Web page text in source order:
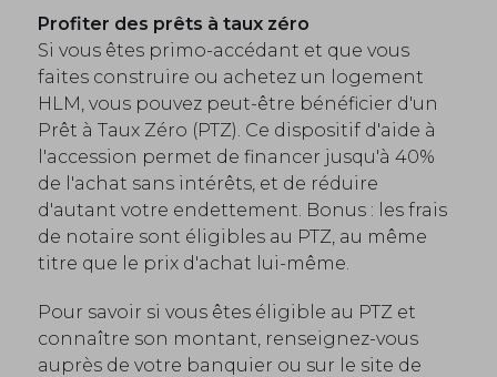
Profiter des prêts à taux zéro
Si vous êtes primo-accédant et que vous
faites construire ou achetez un logement
HLM, vous pouvez peut-être bénéficier d'un
Prêt à Taux Zéro (PTZ). Ce dispositif d'aide à
l'accession permet de financer jusqu'à 40%
de l'achat sans intérêts, et de réduire
d'autant votre endettement. Bonus : les frais
de notaire sont éligibles au PTZ, au même
titre que le prix d'achat lui-même.
Pour savoir si vous êtes éligible au PTZ et
connaître son montant, renseignez-vous
auprès de votre banquier ou sur le site de